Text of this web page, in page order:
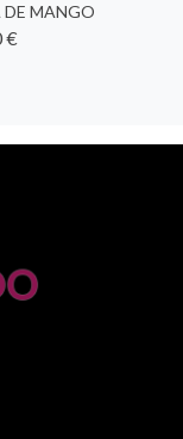
DE MANGO
€